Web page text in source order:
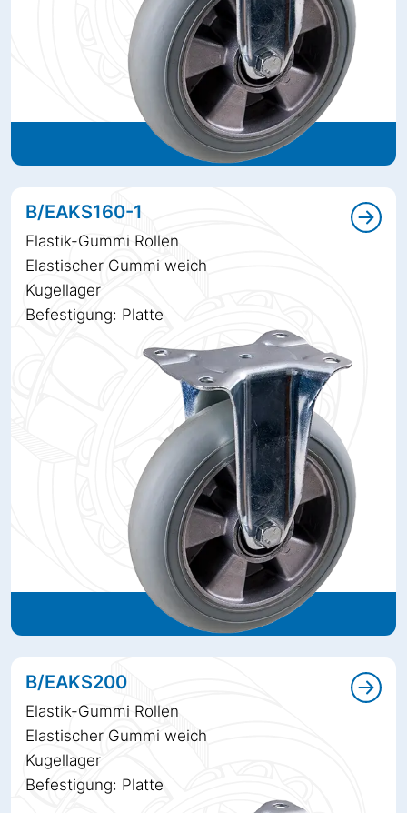
B/EAKS160-1
Elastik-Gummi Rollen
Elastischer Gummi weich
Kugellager
Befestigung: Platte
B/EAKS200
Elastik-Gummi Rollen
Elastischer Gummi weich
Kugellager
Befestigung: Platte